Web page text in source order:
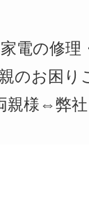
電の修理
のお困
様⇔弊社